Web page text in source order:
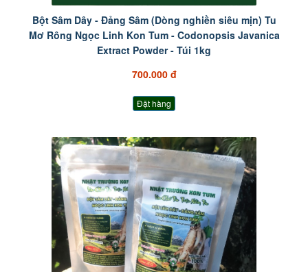
Bột Sâm Dây - Đảng Sâm (Dòng nghiền siêu mịn) Tu
Mơ Rông Ngọc Linh Kon Tum - Codonopsis Javanica
Extract Powder - Túi 1kg
700.000 đ
Đặt hàng